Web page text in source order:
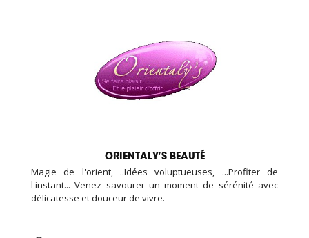
ORIENTALY’S BEAUTÉ
Magie de l'orient, ..Idées voluptueuses, ...Profiter de
l'instant... Venez savourer un moment de sérénité avec
délicatesse et douceur de vivre.